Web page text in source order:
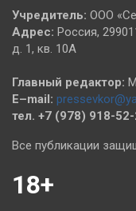
Учредитель: ООО
Адрес: Россия,
д. 1, кв. 10А
Главный редактор:
E–mail:
тел. +7 (978) 918-
Все публикации
18+